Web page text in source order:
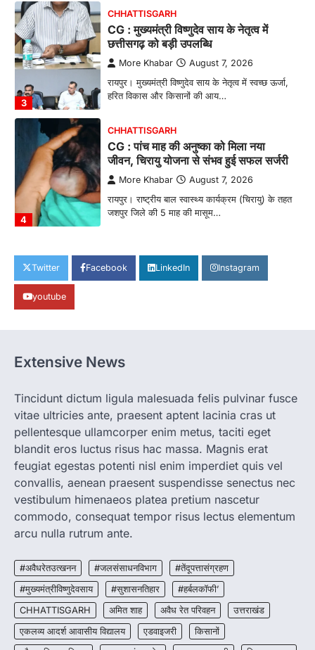
3
CHHATTISGARH
CG : मुख्यमंत्री विष्णुदेव साय के नेतृत्व में
छत्तीसगढ़ को बड़ी उपलब्धि
More Khabar August 7, 2026
रायपुर। मुख्यमंत्री विष्णुदेव साय के नेतृत्व में स्वच्छ ऊर्जा,
हरित विकास और किसानों की आय…
4
CHHATTISGARH
CG : पांच माह की अनुष्का को मिला नया
जीवन, चिरायु योजना से संभव हुई सफल सर्जरी
More Khabar August 7, 2026
रायपुर। राष्ट्रीय बाल स्वास्थ्य कार्यक्रम (चिरायु) के तहत
जशपुर जिले की 5 माह की मासूम…
CG: छिपली की दीदियों का कमाल, बकरी
पालन से बढ़ी आय और मजबूत हुआ आत्मविश्वास
बनाने की दिशा में जिले के नगरी…
2
CHHATTISGARH
जाएगी एल्बेंडाजोल
More Khabar August 7, 2026
रायपुर। राष्ट्रीय कृमि मुक्ति दिवस भारत सरकार द्वारा
बच्चों के स्वास्थ्य सुधार के लिए वर्ष…
3
CHHATTISGARH
CG : मुख्यमंत्री विष्णुदेव साय के नेतृत्व में
छत्तीसगढ़ को बड़ी उपलब्धि
More Khabar
हरित विकास और किसानों की आय…
CHHATTISGARH
CG : पांच माह की अनुष्का को मिला नया
जीवन, चिरायु योजना से संभव हुई सफल सर्जरी
More Khabar August 7, 2026
Twitter Facebook LinkedIn Instagram
youtube
Extensive News
Tincidunt dictum ligula malesuada felis pulvinar fusce
vitae ultricies ante, praesent aptent lacinia cras ut
pellentesque ullamcorper enim metus, taciti eget
blandit eros luctus risus hac massa. Magnis erat
feugiat egestas potenti nisl enim imperdiet quis vel
convallis, aenean praesent suspendisse senectus nec
vestibulum himenaeos platea pretium nascetur
commodo, consequat tempor risus lectus elementum
arcu nulla rutrum ante.
#अवैधरेतउत्खनन #जलसंसाधनविभाग
#तेंदूपत्तासंग्रहण
#मुख्यमंत्रीविष्णुदेवसाय
#सुशासनतिहार
#हर्बलकॉफी’
CHHATTISGARH
अमित शाह अवैध रेत परिवहन
उत्तराखंड
एकलव्य आदर्श आवासीय विद्यालय
एडवाइजरी
किसानों